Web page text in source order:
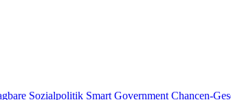
Sozialpolitik Smart Government Chancen-